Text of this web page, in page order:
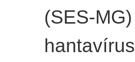
(SES-